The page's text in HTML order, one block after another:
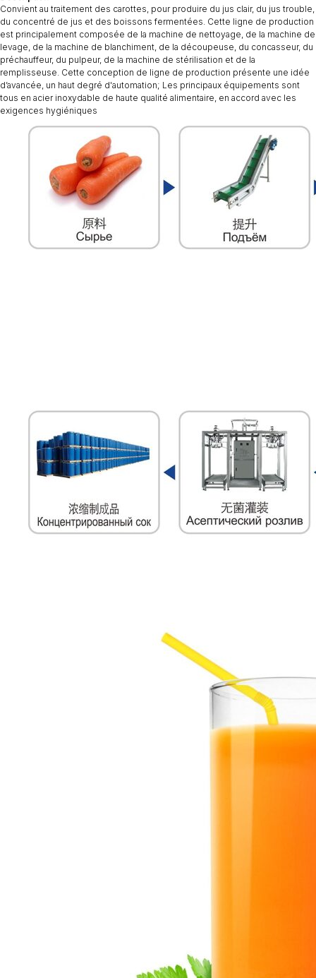
Convient au traitement des carottes, pour produire du jus clair, du jus trouble,
du concentré de jus et des boissons fermentées. Cette ligne de production
est principalement composée de la machine de nettoyage, de la machine de
levage, de la machine de blanchiment, de la découpeuse, du concasseur, du
préchauffeur, du pulpeur, de la machine de stérilisation et de la
remplisseuse. Cette conception de ligne de production présente une idée
d’avancée, un haut degré d'automation; Les principaux équipements sont
tous en acier inoxydable de haute qualité alimentaire, en accord avec les
exigences hygiéniques